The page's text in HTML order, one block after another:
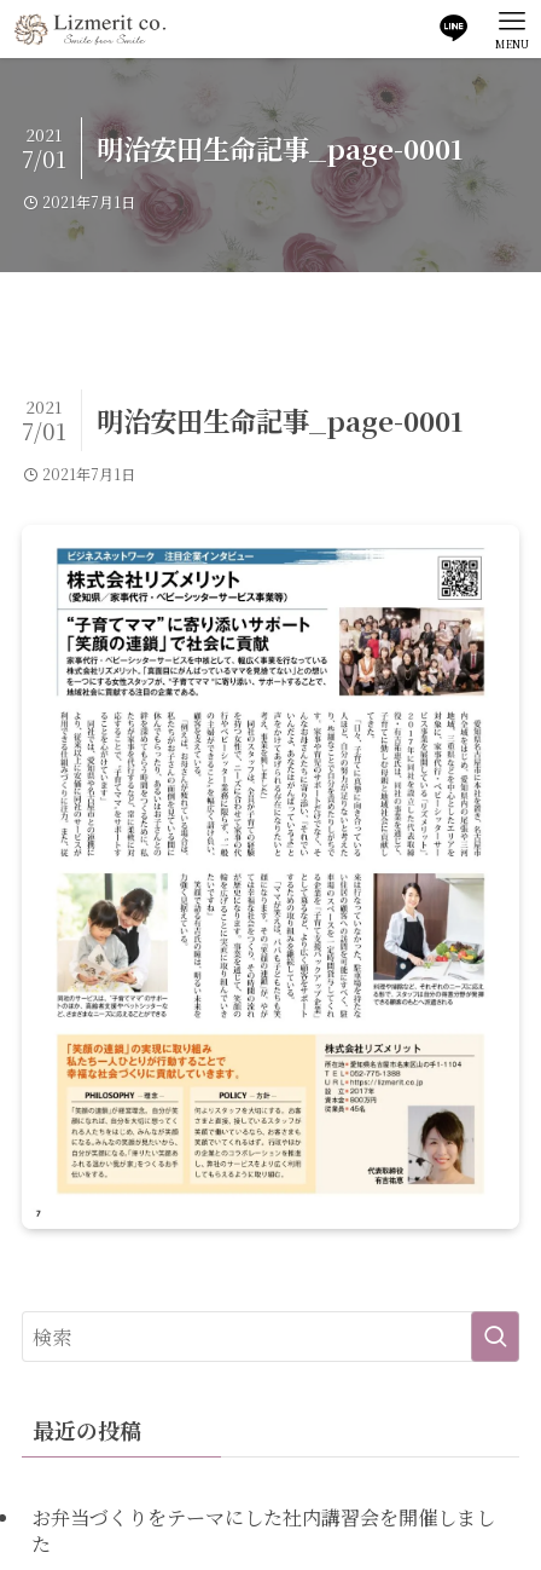
MENU
明治安田生命記事_page-0001
2021
7/01
2021年7月1日
明治安田生命記事_page-0001
2021
7/01
2021年7月1日
最近の投稿
お弁当づくりをテーマにした社内講習会を開催しまし
た